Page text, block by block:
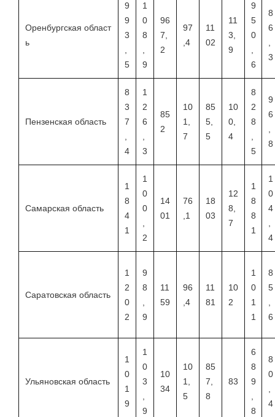
Оренбургская област
ь
9
9
3
5
1
0
8
9
96
7,
2
97
,4
11
02
11
3,
9
9
5
0
6
8
6
3
Пензенская область
8
3
7
4
1
2
6
3
85
2
10
1,
7
85
5,
5
10
0,
4
8
2
8
5
9
6
8
Самарская область
1
8
4
1
1
0
0
2
14
01
76
,1
18
03
12
8,
7
1
8
8
1
1
0
4
4
Саратовская область
1
2
0
2
9
8
9
11
59
96
,4
11
81
10
2
1
0
1
1
8
5
6
Ульяновская область
1
0
1
9
1
0
3
9
10
34
10
1,
5
85
7,
8
83
6
8
9
8
8
0
4